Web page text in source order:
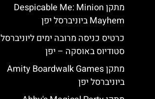
מתקן Despicable Me: Minion
Mayhem ביוניברסל יפן
כרטיס כניסה מרובה ימים ליוניברסל
סטודיוס באוסקה – יפן
מתקן Amity Boardwalk Games
ביוניברסל יפן